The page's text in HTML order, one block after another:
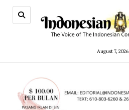
August 7, 2026